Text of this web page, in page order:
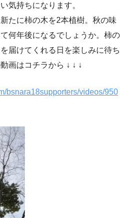
気持ちになります。
たに柿の木を2本植樹。秋の味
何年後になるでしょうか。柿の
届けてくれる日を楽しみに待ち
画はコチラから ↓ ↓ ↓
bsnara18supporters/videos/950